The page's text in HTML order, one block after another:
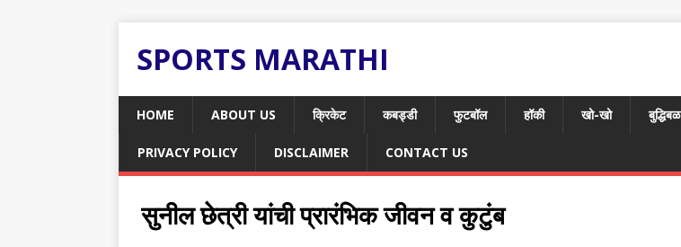
SPORTS MARATHI
HOME ABOUT US क्रिकेट कबड्डी फुटबॉल हॉकी खो-खो बुद्धिबळ
PRIVACY POLICY DISCLAIMER CONTACT US
सुनील छेत्री यांची प्रारंभिक जीवन व कुटुंब